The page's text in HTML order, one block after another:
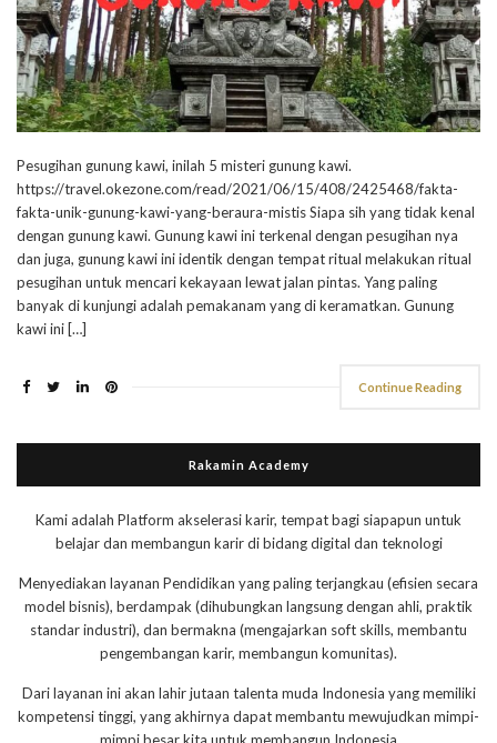
Pesugihan gunung kawi, inilah 5 misteri gunung kawi.
https://travel.okezone.com/read/2021/06/15/408/2425468/fakta-
fakta-unik-gunung-kawi-yang-beraura-mistis Siapa sih yang tidak kenal
dengan gunung kawi. Gunung kawi ini terkenal dengan pesugihan nya
dan juga, gunung kawi ini identik dengan tempat ritual melakukan ritual
pesugihan untuk mencari kekayaan lewat jalan pintas. Yang paling
banyak di kunjungi adalah pemakanam yang di keramatkan. Gunung
kawi ini […]
Continue Reading
Rakamin Academy
Kami adalah Platform akselerasi karir, tempat bagi siapapun untuk
belajar dan membangun karir di bidang digital dan teknologi
Menyediakan layanan Pendidikan yang paling terjangkau (efisien secara
model bisnis), berdampak (dihubungkan langsung dengan ahli, praktik
standar industri), dan bermakna (mengajarkan soft skills, membantu
pengembangan karir, membangun komunitas).
Dari layanan ini akan lahir jutaan talenta muda Indonesia yang memiliki
kompetensi tinggi, yang akhirnya dapat membantu mewujudkan mimpi-